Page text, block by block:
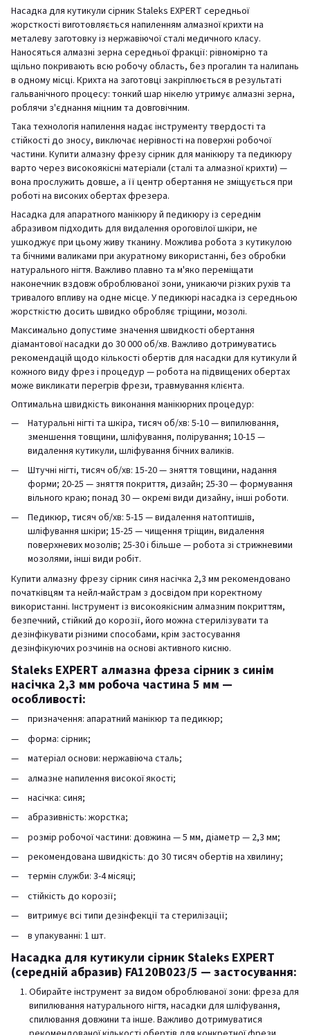
Насадка для кутикули сірник Staleks EXPERT середньої
жорсткості виготовляється напиленням алмазної крихти на
металеву заготовку із нержавіючої сталі медичного класу.
Наносяться алмазні зерна середньої фракції: рівномірно та
щільно покривають всю робочу область, без прогалин та налипань
в одному місці. Крихта на заготовці закріплюється в результаті
гальванічного процесу: тонкий шар нікелю утримує алмазні зерна,
роблячи з'єднання міцним та довговічним.
Така технологія напилення надає інструменту твердості та
стійкості до зносу, виключає нерівності на поверхні робочої
частини. Купити алмазну фрезу сірник для манікюру та педикюру
варто через високоякісні матеріали (сталі та алмазної крихти) —
вона прослужить довше, а її центр обертання не зміщується при
роботі на високих обертах фрезера.
Насадка для апаратного манікюру й педикюру із середнім
абразивом підходить для видалення ороговілої шкіри, не
ушкоджує при цьому живу тканину. Можлива робота з кутикулою
та бічними валиками при акуратному використанні, без обробки
натурального нігтя. Важливо плавно та м'яко переміщати
наконечник вздовж оброблюваної зони, уникаючи різких рухів та
тривалого впливу на одне місце. У педикюрі насадка із середньою
жорсткістю досить швидко обробляє тріщини, мозолі.
Максимально допустиме значення швидкості обертання
діамантової насадки до 30 000 об/хв. Важливо дотримуватись
рекомендацій щодо кількості обертів для насадки для кутикули й
кожного виду фрез і процедур — робота на підвищених обертах
може викликати перегрів фрези, травмування клієнта.
Оптимальна швидкість виконання манікюрних процедур:
Натуральні нігті та шкіра, тисяч об/хв: 5-10 — випилювання,
зменшення товщини, шліфування, полірування; 10-15 —
видалення кутикули, шліфування бічних валиків.
Штучні нігті, тисяч об/хв: 15-20 — зняття товщини, надання
форми; 20-25 — зняття покриття, дизайн; 25-30 — формування
вільного краю; понад 30 — окремі види дизайну, інші роботи.
Педикюр, тисяч об/хв: 5-15 — видалення натоптишів,
шліфування шкіри; 15-25 — чищення тріщин, видалення
поверхневих мозолів; 25-30 і більше — робота зі стрижневими
мозолями, інші види робіт.
Купити алмазну фрезу сірник синя насічка 2,3 мм рекомендовано
початківцям та нейл-майстрам з досвідом при коректному
використанні. Інструмент із високоякісним алмазним покриттям,
безпечний, стійкий до корозії, його можна стерилізувати та
дезінфікувати різними способами, крім застосування
дезінфікуючих розчинів на основі активного кисню.
Staleks EXPERT алмазна фреза сірник з синім
насічка 2,3 мм робоча частина 5 мм —
особливості:
призначення: апаратний манікюр та педикюр;
форма: сірник;
матеріал основи: нержавіюча сталь;
алмазне напилення високої якості;
насічка: синя;
абразивність: жорстка;
розмір робочої частини: довжина — 5 мм, діаметр — 2,3 мм;
рекомендована швидкість: до 30 тисяч обертів на хвилину;
термін служби: 3-4 місяці;
стійкість до корозії;
витримує всі типи дезінфекції та стерилізації;
в упакуванні: 1 шт.
Насадка для кутикули сірник Staleks EXPERT
(середній абразив) FA120B023/5 — застосування:
Обирайте інструмент за видом оброблюваної зони: фреза для
випилювання натурального нігтя, насадки для шліфування,
спилювання довжини та інше. Важливо дотримуватися